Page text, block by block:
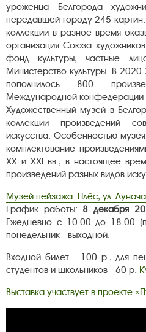
уроженца Белгорода
передавшей городу 245
коллекции в разное время
организация Союза
фонд культуры, частные
Министерство культуры. В
пополнилось 800
Международной конфедерации
Художественный музей в
коллекции произведений
искусства. Особенностью
комплектование
XX и XXI вв., в настоящее
произведений разных видов
Музей пейзажа: Плёс, ул.
График работы: 8 декабря
Ежедневно с 10.00 до 18.00
понедельник - выходной.
Входной билет - 100 р., для
студентов и школьников - 60 р.
Выставка участвует в проекте